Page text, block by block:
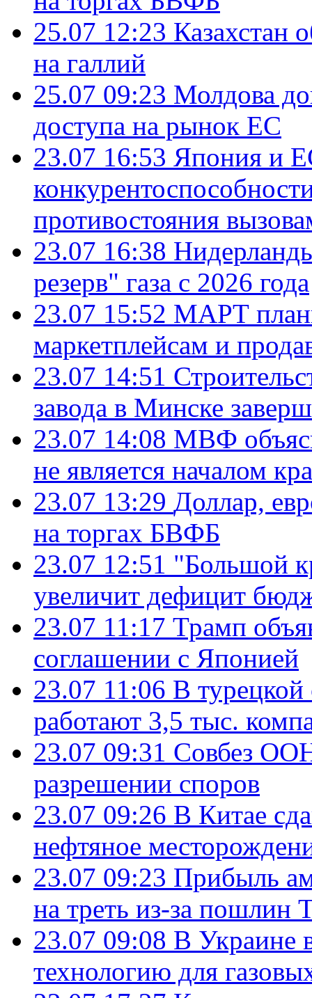
25.07 12:23 Казахстан
на галлий
25.07 09:23 Молдова
доступа на рынок ЕС
23.07 16:53 Япония и
противостояния
23.07 16:38
резерв" газа с 2026 года
23.07 15:52 МАРТ
маркетплейсам и
23.07 14:51
завода в Минске
23.07 14:08 МВФ
не является началом
23.07 13:29 Доллар,
на торгах БВФБ
23.07 12:51 "Большой
увеличит дефицит
23.07 11:17 Трамп
соглашении с Японией
23.07 11:06 В
работают 3,5 тыс.
23.07 09:31 Совбез
разрешении споров
23.07 09:26 В Китае
нефтяное
23.07 09:23 Прибыль
на треть из-за пошлин
23.07 09:08 В Украине
технологию для